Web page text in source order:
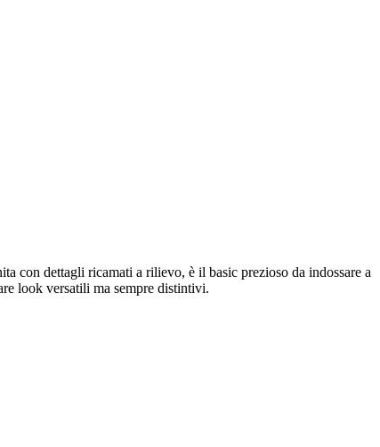
con dettagli ricamati a rilievo, è il basic prezioso da indossare a
look versatili ma sempre distintivi.